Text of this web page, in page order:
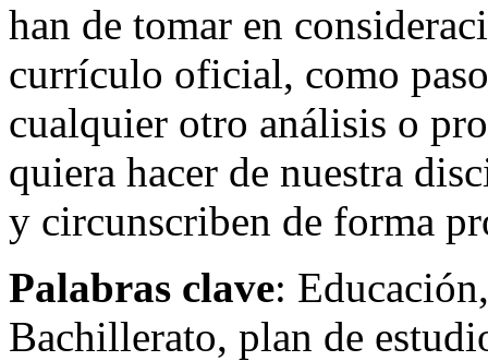
han de tomar en
currículo oficial, como
cualquier otro análisis o
quiera hacer de nuestra
y circunscriben de forma
Palabras clave:
Bachillerato, plan de